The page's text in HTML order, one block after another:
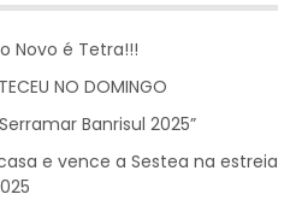
Novo é Tetra!!!
NO DOMINGO
Banrisul 2025”
e vence a Sestea na estreia